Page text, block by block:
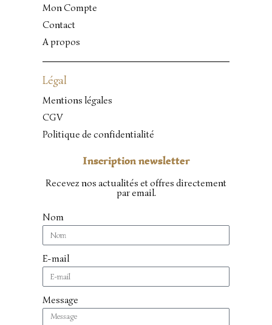
Mon Compte
Contact
A propos
Légal
Mentions légales
CGV
Politique de confidentialité
Inscription newsletter
Recevez nos actualités et offres directement
par email.
Nom
E-mail
Message